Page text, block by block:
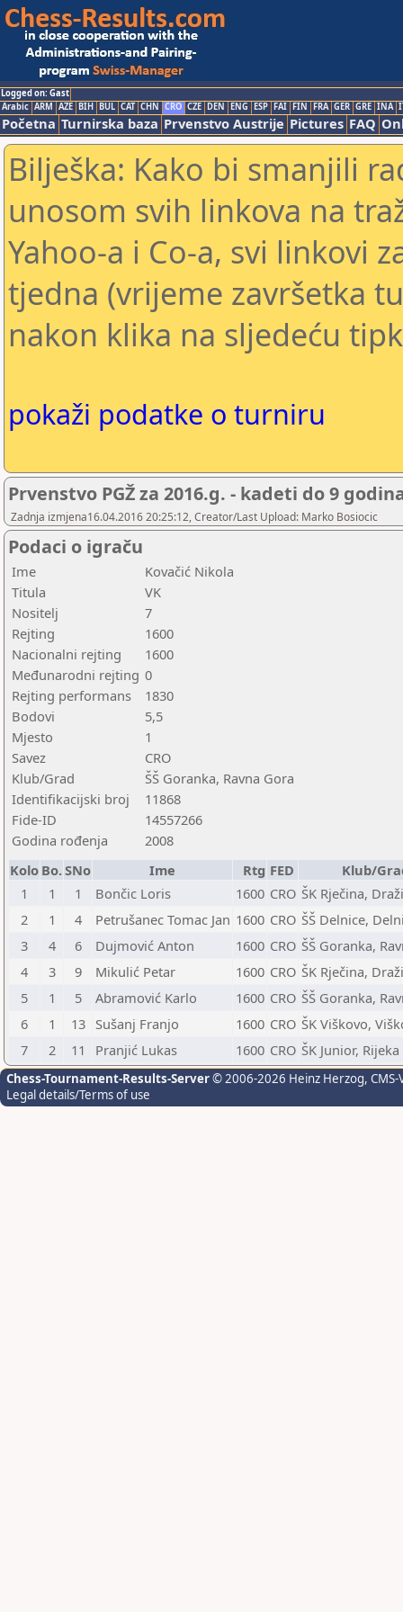
Logged on: Gast
Arabic ARM AZE BIH BUL CAT CHN CRO CZE DEN ENG ESP FAI FIN FRA GER GRE INA
Početna Turnirska baza Prvenstvo Austrije Pictures FAQ
Bilješka: Kako bi smanjili
unosom svih linkova na
Yahoo-a i Co-a, svi linkovi
tjedna (vrijeme završetka
nakon klika na sljedeću
pokaži podatke o turniru
Prvenstvo PGŽ za 2016.g. - kadeti do 9
Zadnja izmjena16.04.2016 20:25:12, Creator/Last Upload: Marko Bosiocic
Podaci o igraču
Ime
Kovačić Nikola
Titula
VK
Nositelj
7
Rejting
1600
Nacionalni rejting
1600
Međunarodni rejting 0
Rejting performans
1830
Bodovi
5,5
Mjesto
1
Savez
CRO
Klub/Grad
ŠŠ Goranka, Ravna Gora
Identifikacijski broj
11868
Fide-ID
14557266
Godina rođenja
2008
Kolo Bo.SNo Ime Rtg FED
Klub/
1
1 1 Bončic Loris 1600 CRO ŠK Rječina,
2
1 4 Petrušanec Tomac Jan 1600 CRO ŠŠ Delnice,
3
4 6 Dujmović Anton 1600 CRO ŠŠ Goranka,
4
3 9 Mikulić Petar 1600 CRO ŠK Rječina,
5
1 5 Abramović Karlo 1600 CRO ŠŠ Goranka,
6
1 13 Sušanj Franjo 1600 CRO ŠK Viškovo,
7
2 11 Pranjić Lukas 1600 CRO ŠK Junior, Rijeka
Chess-Tournament-Results-Server© 2006-2026 Heinz Herzog,
Legal details/Terms of use